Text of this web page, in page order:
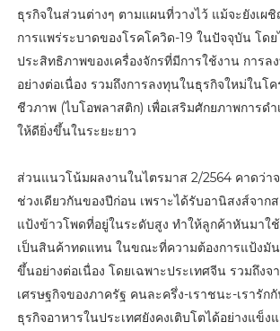
ธุรกิจในส่วนต่างๆ ตามแผนที่วางไว้ แม้จะยังเ
การแพร่ระบาดของโรคโควิด-19 ในปัจจุบัน โด
ประสิทธิภาพของเครื่องจักรที่มีการใช้งาน การล
อย่างต่อเนื่อง รวมถึงการลงทุนในธุรกิจใหม่ในโ
ชีวภาพ (ไบโอพลาสติก) เพื่อเสริมศักยภาพการด
ให้ดียิ่งขึ้นในระยะยาว
ส่วนแนวโน้มผลงานในไตรมาส 2/2564 คาดว่า
ช่วงเดียวกันของปีก่อน เพราะได้รับอานิสงส์จาก
แป้งข้าวโพดที่อยู่ในระดับสูง ทำให้ลูกค้าหันมาใ
เป็นสินค้าทดแทน ในขณะที่ความต้องการแป้งมัน
ขึ้นอย่างต่อเนื่อง โดยเฉพาะประเทศจีน รวมถึง
เศรษฐกิจของภาครัฐ คนละครึ่ง-เราชนะ-เรารั
ธุรกิจอาหารในประเทศยังคงเติบโตได้อย่างแข็ง